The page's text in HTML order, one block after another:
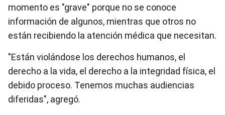
momento es "grave" porque no se conoce
información de algunos, mientras que otros no
están recibiendo la atención médica que necesitan.
"Están violándose los derechos humanos, el
derecho a la vida, el derecho a la integridad física, el
debido proceso. Tenemos muchas audiencias
diferidas", agregó.